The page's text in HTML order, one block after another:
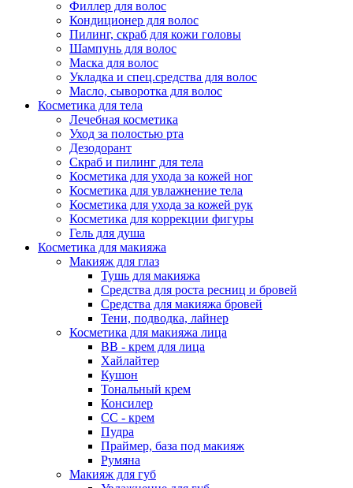
Филлер для волос
Кондиционер для волос
Пилинг, скраб для кожи головы
Шампунь для волос
Маска для волос
Укладка и спец.средства для волос
Масло, сыворотка для волос
Косметика для тела
Лечебная косметика
Уход за полостью рта
Дезодорант
Скраб и пилинг для тела
Косметика для ухода за кожей ног
Косметика для увлажнение тела
Косметика для ухода за кожей рук
Косметика для коррекции фигуры
Гель для душа
Косметика для макияжа
Макияж для глаз
Тушь для макияжа
Средства для роста ресниц и бровей
Средства для макияжа бровей
Тени, подводка, лайнер
Косметика для макияжа лица
ВВ - крем для лица
Хайлайтер
Кушон
Тональный крем
Консилер
СС - крем
Пудра
Праймер, база под макияж
Румяна
Макияж для губ